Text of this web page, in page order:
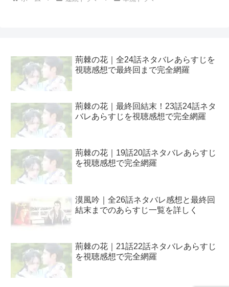
荊棘の花｜全24話ネタバレあらすじを
視聴感想で最終回まで完全網羅
荊棘の花｜最終回結末！23話24話ネタ
バレあらすじを視聴感想で完全網羅
荊棘の花｜19話20話ネタバレあらすじ
を視聴感想で完全網羅
漠風吟｜全26話ネタバレ感想と最終回
結末までのあらすじ一覧を詳しく
荊棘の花｜21話22話ネタバレあらすじ
を視聴感想で完全網羅